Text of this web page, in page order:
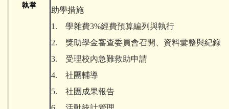
執掌
助學措施
1. 學雜費3%經費預算編列與執行
2. 獎助學金審查委員會召開、資料彚整與紀錄
3. 受理校內急難救助申請
4. 社團輔導
5. 社團成果報告